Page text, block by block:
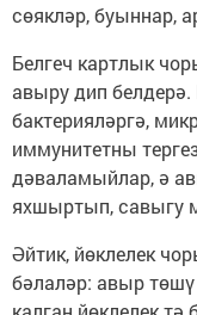
сөякләр, буыннар,
Белгеч картлык
авыру дип белдерә.
бактерияләргә,
иммунитетны
дәваламыйлар, ә
яхшыртып, савыгу
Әйтик, йөклелек
бәлаләр: авыр